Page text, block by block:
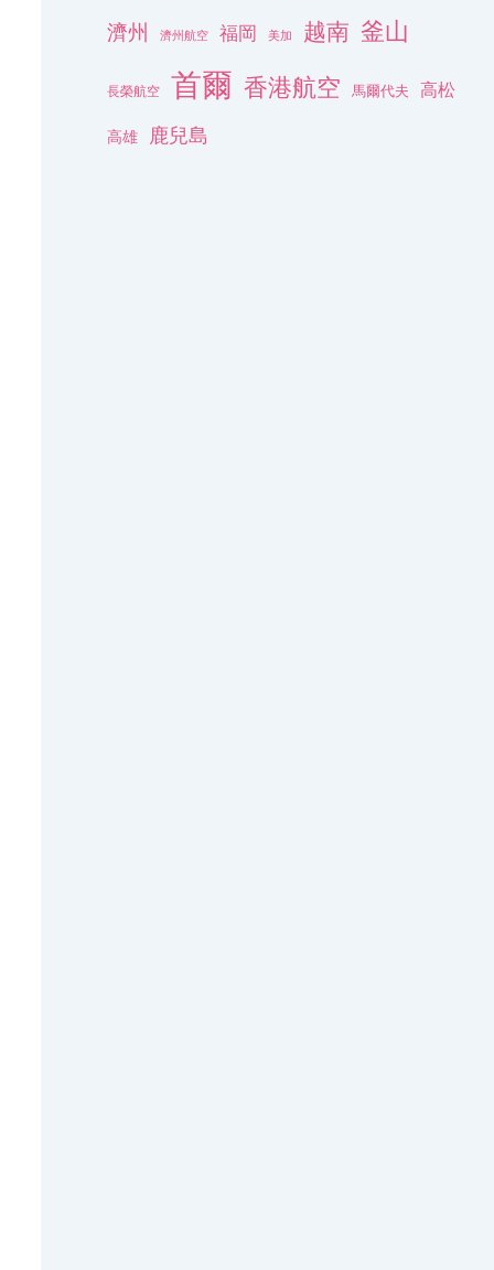
濟州 濟州航空 福岡 美加 越南 釜山
長榮航空 首爾 香港航空 馬爾代夫 高松
高雄 鹿兒島